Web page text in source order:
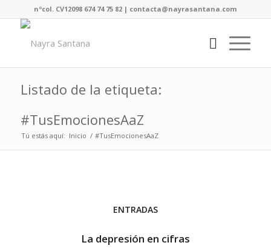
nºcol. CV12098 674 74 75 82 | contacta@nayrasantana.com
Listado de la etiqueta:
#TusEmocionesAaZ
Tú estás aquí: Inicio / #TusEmocionesAaZ
ENTRADAS
La depresión en cifras